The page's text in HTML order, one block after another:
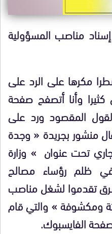
مناصب المسؤولية
مكرها على الرد على
وأنا أتصفح صفحة
المقصود ورد على
منشور بجريدة « وجدة
07 أبريل الجاري تحت عنوان » وزارة
في ظلم رؤساء مصالح
تقدموا لشغل مناصب
ومكشوفة » والتي قام
الفايسبوك.